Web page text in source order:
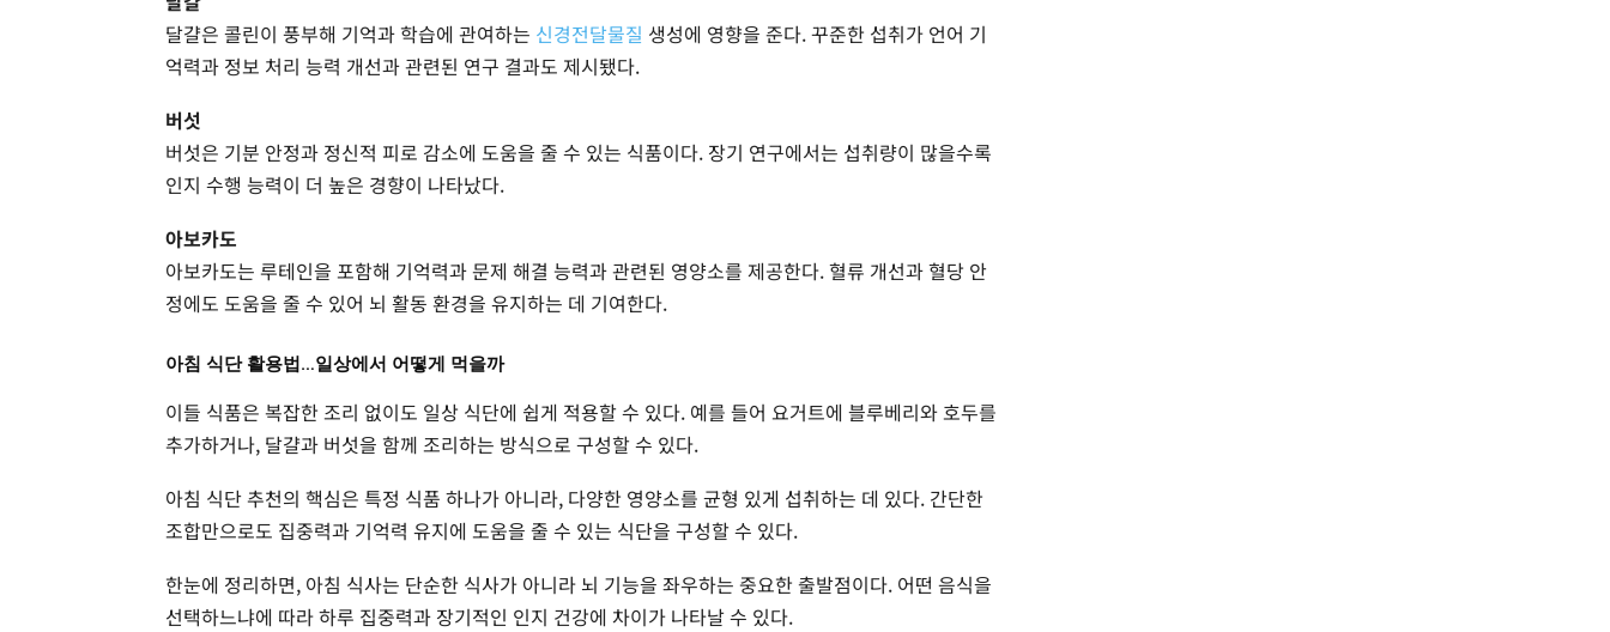
달걀은 콜린이 풍부해 기억과 학습에 관여하는 신경전달물질 생성에 영향을 준다. 꾸준한 섭취가 언어 기
억력과 정보 처리 능력 개선과 관련된 연구 결과도 제시됐다.
버섯
버섯은 기분 안정과 정신적 피로 감소에 도움을 줄 수 있는 식품이다. 장기 연구에서는 섭취량이 많을수록
인지 수행 능력이 더 높은 경향이 나타났다.
아보카도
아보카도는 루테인을 포함해 기억력과 문제 해결 능력과 관련된 영양소를 제공한다. 혈류 개선과 혈당 안
정에도 도움을 줄 수 있어 뇌 활동 환경을 유지하는 데 기여한다.
아침 식단 활용법…일상에서 어떻게 먹을까
이들 식품은 복잡한 조리 없이도 일상 식단에 쉽게 적용할 수 있다. 예를 들어 요거트에 블루베리와 호두를
추가하거나, 달걀과 버섯을 함께 조리하는 방식으로 구성할 수 있다.
아침 식단 추천의 핵심은 특정 식품 하나가 아니라, 다양한 영양소를 균형 있게 섭취하는 데 있다. 간단한
조합만으로도 집중력과 기억력 유지에 도움을 줄 수 있는 식단을 구성할 수 있다.
한눈에 정리하면, 아침 식사는 단순한 식사가 아니라 뇌 기능을 좌우하는 중요한 출발점이다. 어떤 음식을
선택하느냐에 따라 하루 집중력과 장기적인 인지 건강에 차이가 나타날 수 있다.